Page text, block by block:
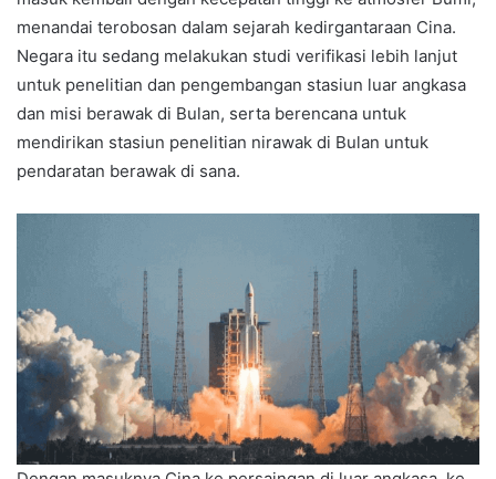
menandai terobosan dalam sejarah kedirgantaraan Cina.
Negara itu sedang melakukan studi verifikasi lebih lanjut
untuk penelitian dan pengembangan stasiun luar angkasa
dan misi berawak di Bulan, serta berencana untuk
mendirikan stasiun penelitian nirawak di Bulan untuk
pendaratan berawak di sana.